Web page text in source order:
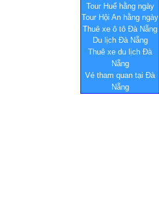
Tour Huế hằng ngày
Tour Hội An hằng ngày
Thuê xe ô tô Đà Nẵng
Du lịch Đà Nẵng
Thuê xe du lịch Đà
Nẵng
Vé tham quan tại Đà
Nẵng